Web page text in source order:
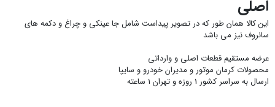
اصلی
این کالا همان طور که در تصویر پیداست شامل جا عینکی و چراغ و دکمه های
سانروف نیز می باشد
عرضه مستقیم قطعات اصلی و وارداتی
محصولات کرمان موتور و مدیران خودرو و سایپا
ارسال به سراسر کشور 1 روزه و تهران 1 ساعته